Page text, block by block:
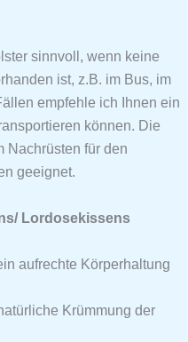
sinnvoll, wenn keine
ist, z.B. im Bus, im
empfehle ich Ihnen ein
können. Die
Nachrüsten für den
geeignet.
Lordosekissens
aufrechte Körperhaltung
Krümmung der